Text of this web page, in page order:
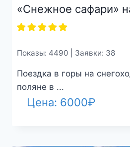
«Снежное сафари»
Показы: 4490 | Заявки: 38
Поездка в горы на
поляне в ...
Цена: 6000₽